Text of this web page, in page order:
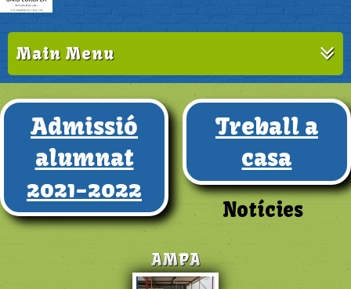
Main Menu
Admissió
alumnat
2021-2022
Treball a
casa
Notícies
AMPA